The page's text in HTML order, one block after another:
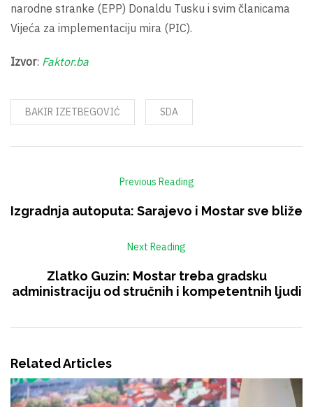
narodne stranke (EPP) Donaldu Tusku i svim članicama
Vijeća za implementaciju mira (PIC).
Izvor: Faktor.ba
BAKIR IZETBEGOVIĆ SDA
Previous Reading
Izgradnja autoputa: Sarajevo i Mostar sve bliže
Next Reading
Zlatko Guzin: Mostar treba gradsku
administraciju od stručnih i kompetentnih ljudi
Related Articles